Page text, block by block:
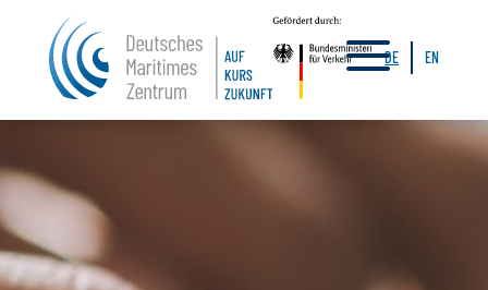
a
DE EN